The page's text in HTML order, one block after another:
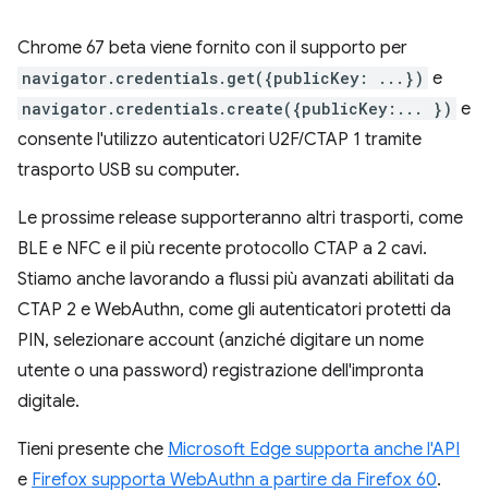
Chrome 67 beta viene fornito con il supporto per
navigator.credentials.get({publicKey: ...}) e
navigator.credentials.create({publicKey:... }) e
consente l'utilizzo autenticatori U2F/CTAP 1 tramite
trasporto USB su computer.
Le prossime release supporteranno altri trasporti, come
BLE e NFC e il più recente protocollo CTAP a 2 cavi.
Stiamo anche lavorando a flussi più avanzati abilitati da
CTAP 2 e WebAuthn, come gli autenticatori protetti da
PIN, selezionare account (anziché digitare un nome
utente o una password) registrazione dell'impronta
digitale.
Tieni presente che Microsoft Edge supporta anche l'API
e Firefox supporta WebAuthn a partire da Firefox 60.